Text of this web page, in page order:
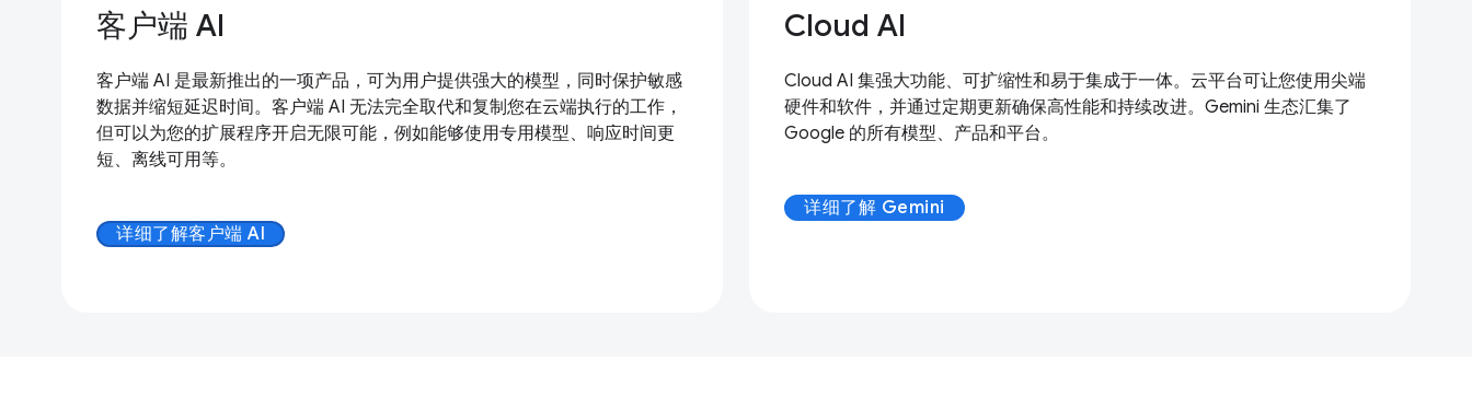
客户端 AI
客户端 AI 是最新推出的一项产品，可为用户提供强大的模型，同时保护敏感
数据并缩短延迟时间。客户端 AI 无法完全取代和复制您在云端执行的工作，
但可以为您的扩展程序开启无限可能，例如能够使用专用模型、响应时间更
短、离线可用等。
详细了解客户端 AI
Cloud AI
Cloud AI 集强大功能、可扩缩性和易于集成于一体。云平台可让您使用尖端
硬件和软件，并通过定期更新确保高性能和持续改进。Gemini 生态汇集了
Google 的所有模型、产品和平台。
详细了解 Gemini